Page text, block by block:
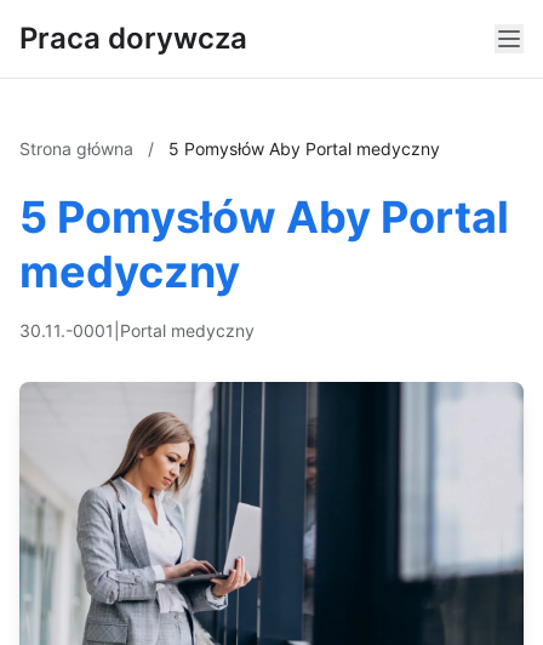
Praca dorywcza
Strona główna / 5 Pomysłów Aby Portal medyczny
5 Pomysłów Aby Portal
medyczny
30.11.-0001 Portal medyczny